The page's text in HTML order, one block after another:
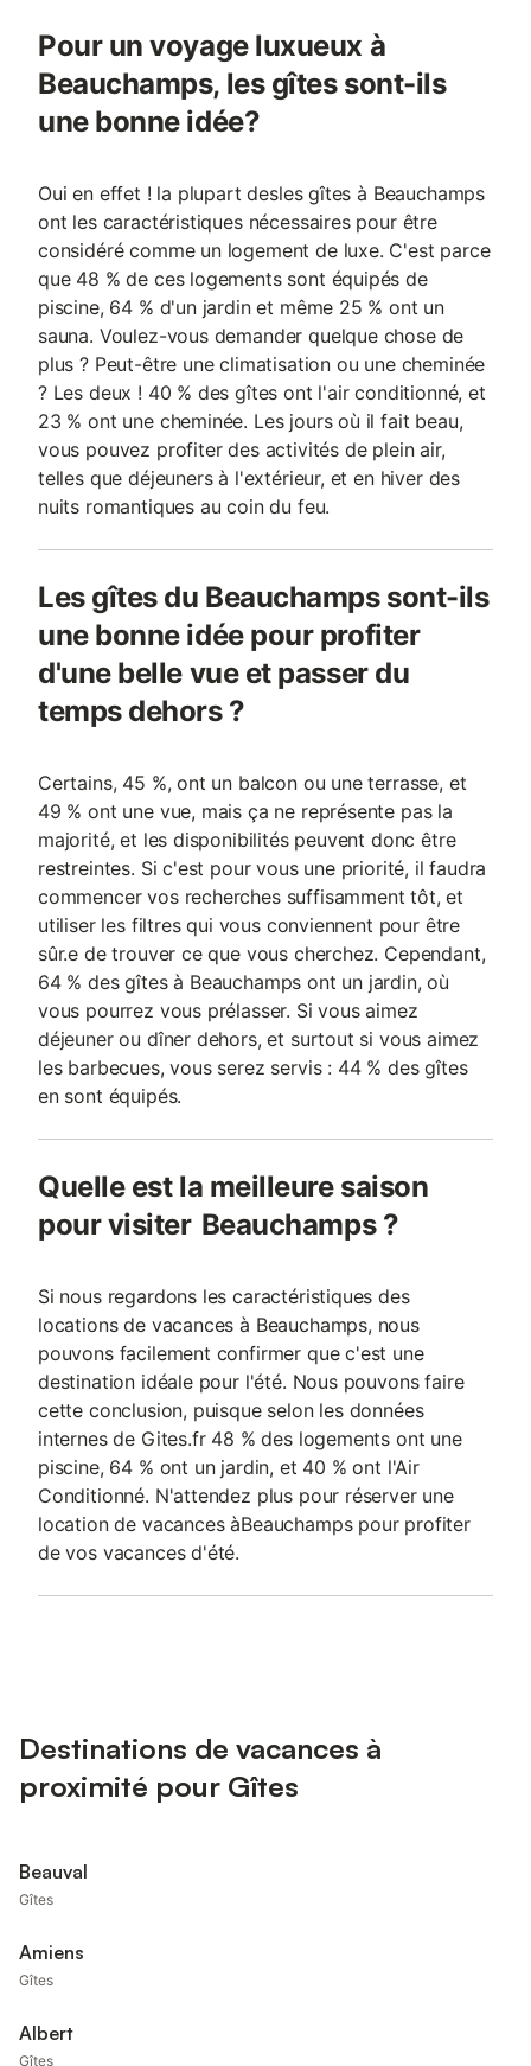
Pour un voyage luxueux à
Beauchamps, les gîtes sont-ils
une bonne idée?
Oui en effet ! la plupart desles gîtes à Beauchamps
ont les caractéristiques nécessaires pour être
considéré comme un logement de luxe. C'est parce
que 48 % de ces logements sont équipés de
piscine, 64 % d'un jardin et même 25 % ont un
sauna. Voulez-vous demander quelque chose de
plus ? Peut-être une climatisation ou une cheminée
? Les deux ! 40 % des gîtes ont l'air conditionné, et
23 % ont une cheminée. Les jours où il fait beau,
vous pouvez profiter des activités de plein air,
telles que déjeuners à l'extérieur, et en hiver des
nuits romantiques au coin du feu.
Les gîtes du Beauchamps sont-ils
une bonne idée pour profiter
d'une belle vue et passer du
temps dehors ?
Certains, 45 %, ont un balcon ou une terrasse, et
49 % ont une vue, mais ça ne représente pas la
majorité, et les disponibilités peuvent donc être
restreintes. Si c'est pour vous une priorité, il faudra
commencer vos recherches suffisamment tôt, et
utiliser les filtres qui vous conviennent pour être
sûr.e de trouver ce que vous cherchez. Cependant,
64 % des gîtes à Beauchamps ont un jardin, où
vous pourrez vous prélasser. Si vous aimez
déjeuner ou dîner dehors, et surtout si vous aimez
les barbecues, vous serez servis : 44 % des gîtes
en sont équipés.
Quelle est la meilleure saison
pour visiter Beauchamps ?
Si nous regardons les caractéristiques des
locations de vacances à Beauchamps, nous
pouvons facilement confirmer que c'est une
destination idéale pour l'été. Nous pouvons faire
cette conclusion, puisque selon les données
internes de Gites.fr 48 % des logements ont une
piscine, 64 % ont un jardin, et 40 % ont l'Air
Conditionné. N'attendez plus pour réserver une
location de vacances àBeauchamps pour profiter
de vos vacances d'été.
Destinations de vacances à
proximité pour Gîtes
Beauval
Gîtes
Amiens
Gîtes
Albert
Gîtes